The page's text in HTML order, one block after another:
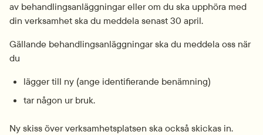
av behandlingsanläggningar eller om du ska upphöra med
din verksamhet ska du meddela senast 30 april.
Gällande behandlingsanläggningar ska du meddela oss när
du
lägger till ny (ange identifierande benämning)
tar någon ur bruk.
Ny skiss över verksamhetsplatsen ska också skickas in.